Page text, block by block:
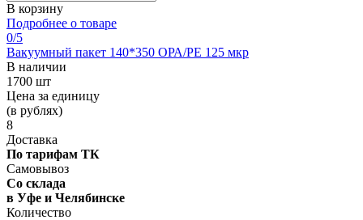
В корзину
Подробнее о товаре
0/5
Вакуумный пакет 140*350 OРА/РЕ 125 мкр
В наличии
1700 шт
Цена за единицу
(в рублях)
8
Доставка
По тарифам ТК
Самовывоз
Со склада
в Уфе и Челябинске
Количество